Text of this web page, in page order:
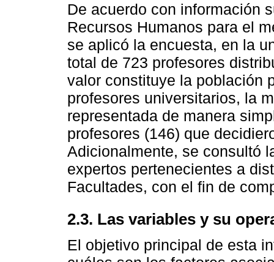
De acuerdo con información
Recursos Humanos para el
se aplicó la encuesta, en la
total de 723 profesores
valor constituye la población
profesores universitarios, la
representada de manera
profesores (146) que
Adicionalmente, se consultó
expertos pertenecientes a
Facultades, con el fin de
2.3. Las variables y su
El objetivo principal de esta